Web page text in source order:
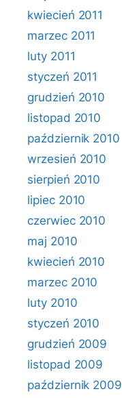
kwiecień 2011
marzec 2011
luty 2011
styczeń 2011
grudzień 2010
listopad 2010
październik 2010
wrzesień 2010
sierpień 2010
lipiec 2010
czerwiec 2010
maj 2010
kwiecień 2010
marzec 2010
luty 2010
styczeń 2010
grudzień 2009
listopad 2009
październik 2009